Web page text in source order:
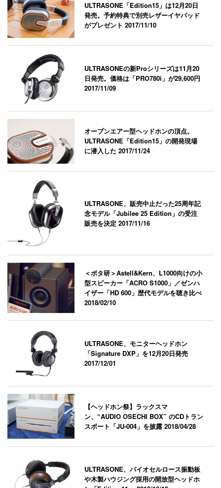
ULTRASONE「Edition15」は12月20日
発売。予約特典で別売レザーイヤパッド
がプレゼント2017/11/10
ULTRASONEの新Proシリーズは11月20
日発売。価格は「PRO780i」が29,600円
2017/11/09
オープンエアー型ヘッドホンの頂点。
ULTRASONE「Edition15」の開発現場
に潜入した2017/11/24
ULTRASONE、販売中止だった25周年記
念モデル「Jubilee 25 Edition」の受注
販売を決定2017/11/16
＜ポタ研＞Astell&Kern、L1000向けの小
型スピーカー「ACRO S1000」／ゼンハ
イザー「HD 600」歴代モデルを聴き比べ
2018/02/10
ULTRASONE、モニターヘッドホン
「Signature DXP」を12月20日発売
2017/12/01
【ヘッドホン祭】ラックスマ
ン、“AUDIO OSECHI BOX” のCDトラン
スポート「JU-004」を披露2018/04/28
ULTRASONE、バイオセルロース振動板
や木製ハウジング採用の開放型ヘッドホ